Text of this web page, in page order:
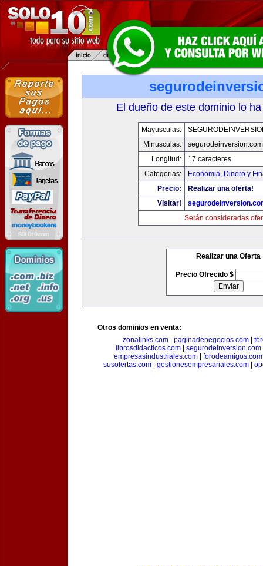
El dueño de este dominio lo
Mayusculas:
Minusculas:
segurodeinversion.com
Longitud:
17 caracteres
Categorias:
Economia, Dinero y
Precio:
Realizar una oferta!
Visitar!
Serán consideradas
Realizar una Oferta
Precio Ofrecido $
Otros dominios en venta:
zonalinks.com| paginadenegocios.com|
librosdidacticos.com| segurodeinversion.com
empresasindustriales.com| forodeamigos.com
susofertas.com| gestionesempresariales.com|